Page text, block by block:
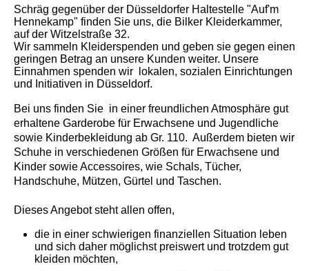
Schräg gegenüber der Düsseldorfer Haltestelle "Auf'm
Hennekamp" finden Sie uns, die Bilker Kleiderkammer,
auf der Witzelstraße 32.
Wir sammeln Kleiderspenden und geben sie gegen einen
geringen Betrag an unsere Kunden weiter. Unsere
Einnahmen spenden wir lokalen, sozialen Einrichtungen
und Initiativen in Düsseldorf.
Bei uns finden Sie in einer freundlichen Atmosphäre gut
erhaltene Garderobe für Erwachsene und Jugendliche
sowie Kinderbekleidung ab Gr. 110. Außerdem bieten wir
Schuhe in verschiedenen Größen für Erwachsene und
Kinder sowie Accessoires, wie Schals, Tücher,
Handschuhe, Mützen, Gürtel und Taschen.
Dieses Angebot steht allen offen,
die in einer schwierigen finanziellen Situation leben
und sich daher möglichst preiswert und trotzdem gut
kleiden möchten,